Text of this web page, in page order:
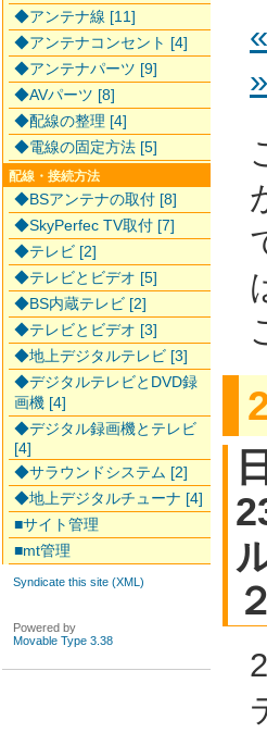
◆アンテナ線 [11]
◆アンテナコンセント [4]
◆アンテナパーツ [9]
◆AVパーツ [8]
◆配線の整理 [4]
◆電線の固定方法 [5]
配線・接続方法
◆BSアンテナの取付 [8]
◆SkyPerfec TV取付 [7]
◆テレビ [2]
◆テレビとビデオ [5]
◆BS内蔵テレビ [2]
◆テレビとビデオ [3]
◆地上デジタルテレビ [3]
◆デジタルテレビとDVD録
画機 [4]
◆デジタル録画機とテレビ
[4]
◆サラウンドシステム [2]
◆地上デジタルチューナ [4]
■サイト管理
■mt管理
Syndicate this site (XML)
Powered by
Movable Type 3.38